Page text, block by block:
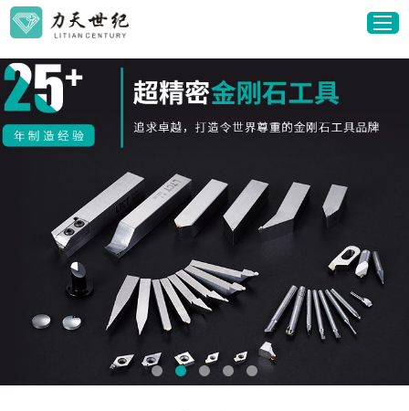
首页
行业
解决方案
研发与质检
关于我们
媒体